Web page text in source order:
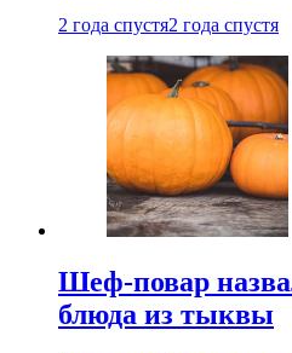
2 года спустя2 года спустя
Шеф-повар
блюда из тыквы